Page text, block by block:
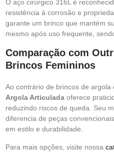
O aço cirúrgico 316L é
resistência à corrosão e
garante um brinco que mantém
mesmo após uso frequente,
Comparação com
Brincos Femininos
Ao contrário de brincos de argola
Argola Articulada oferece
reduzindo riscos de queda. Seu
diferencia de peças
em estilo e durabilidade.
Para mais opções, visite nossa